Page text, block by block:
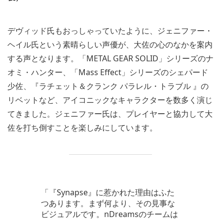
デヴィッド氏もおっしゃっていたように、ジェニファー・
ヘイル氏という素晴らしい声優が、大佐の心のなかを案内
する声となります。「METAL GEAR SOLID」シリーズのナ
オミ・ハンター、「Mass Effect」シリーズのシェパード
少佐、『ラチェット＆クランク パラレル・トラブル 』の
リベットなど、アイコニックなキャラクターを数多く演じ
てきました。ジェニファー氏は、プレイヤーと協力して大
佐を打ち倒すことを楽しみにしています。
「『Synapse』に惹かれた理由はふた
つあります。まず何より、その見事な
ビジュアルです。nDreamsのチームは